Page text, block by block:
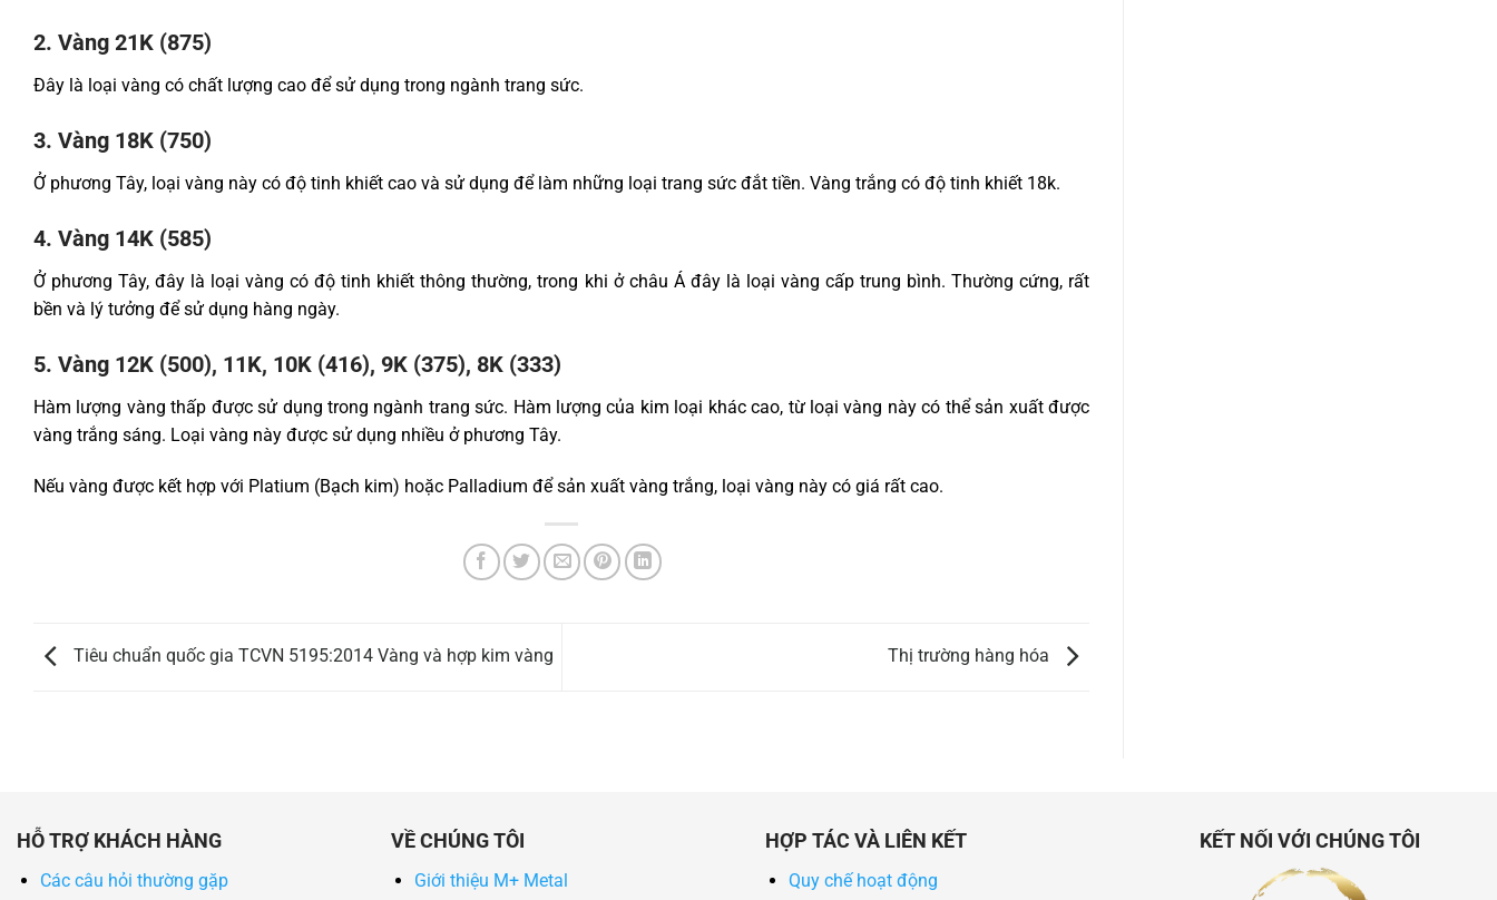
2. Vàng 21K (875)
Đây là loại vàng có chất lượng cao để sử dụng trong ngành trang sức.
3. Vàng 18K (750)
Ở phương Tây, loại vàng này có độ tinh khiết cao và sử dụng để làm những loại trang sức đắt tiền. Vàng trắng có độ tinh khiết 18k.
4. Vàng 14K (585)
Ở phương Tây, đây là loại vàng có độ tinh khiết thông thường, trong khi ở châu Á đây là loại vàng cấp trung bình. Thường cứng, rất
bền và lý tưởng để sử dụng hàng ngày.
5. Vàng 12K (500), 11K, 10K (416), 9K (375), 8K (333)
Hàm lượng vàng thấp được sử dụng trong ngành trang sức. Hàm lượng của kim loại khác cao, từ loại vàng này có thể sản xuất được
vàng trắng sáng. Loại vàng này được sử dụng nhiều ở phương Tây.
Nếu vàng được kết hợp với Platium (Bạch kim) hoặc Palladium để sản xuất vàng trắng, loại vàng này có giá rất cao.
Tiêu chuẩn quốc gia TCVN 5195:2014 Vàng và hợp kim vàng Thị trường hàng hóa
HỖ TRỢ KHÁCH HÀNG
Các câu hỏi thường gặp
VỀ CHÚNG TÔI
Giới thiệu M+ Metal
HỢP TÁC VÀ LIÊN KẾT
Quy chế hoạt động
KẾT NỐI VỚI CHÚNG TÔI